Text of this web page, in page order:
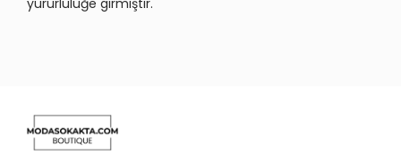
yürürlülüğe girmiştir.